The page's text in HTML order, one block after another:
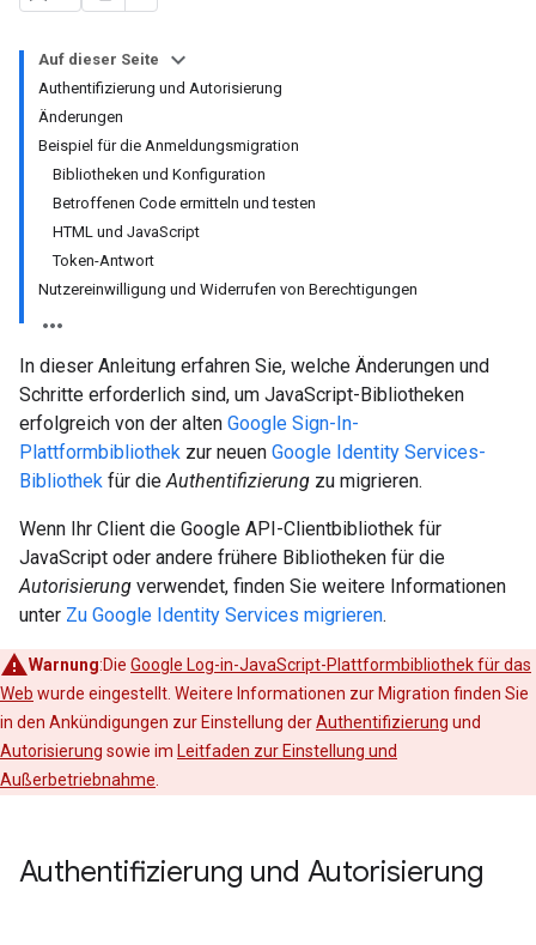
Auf dieser Seite
Authentifizierung und Autorisierung
Änderungen
Beispiel für die Anmeldungsmigration
Bibliotheken und Konfiguration
Betroffenen Code ermitteln und testen
HTML und JavaScript
Token-Antwort
Nutzereinwilligung und Widerrufen von Berechtigungen
In dieser Anleitung erfahren Sie, welche Änderungen und
Schritte erforderlich sind, um JavaScript-Bibliotheken
erfolgreich von der alten Google Sign-In-
Plattformbibliothek zur neuen Google Identity Services-
Bibliothek für dieAuthentifizierung zu migrieren.
Wenn Ihr Client die Google API-Clientbibliothek für
JavaScript oder andere frühere Bibliotheken für die
Autorisierung verwendet, finden Sie weitere Informationen
unter Zu Google Identity Services migrieren.
Warnung:Die Google Log-in-JavaScript-Plattformbibliothek für das
Web wurde eingestellt. Weitere Informationen zur Migration finden Sie
in den Ankündigungen zur Einstellung derAuthentifizierung und
Autorisierung sowie im Leitfaden zur Einstellung und
Außerbetriebnahme
Authentifizierung und Autorisierung